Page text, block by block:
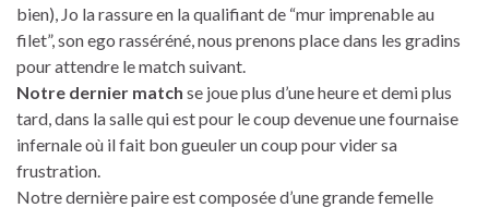
bien), Jo la rassure en la qualifiant de “mur imprenable au
filet”, son ego rasséréné, nous prenons place dans les gradins
pour attendre le match suivant.
Notre dernier match se joue plus d’une heure et demi plus
tard, dans la salle qui est pour le coup devenue une fournaise
infernale où il fait bon gueuler un coup pour vider sa
frustration.
Notre dernière paire est composée d’une grande femelle